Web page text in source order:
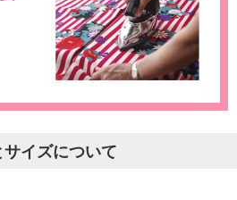
サイズについて